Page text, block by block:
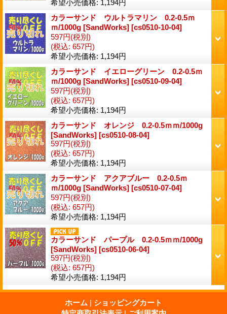
希望小売価格: 1,194円
カラーサンド ウルトラマリン 0.2-0.5ｍ
ｍ/1000g [SandWorks] [cs0510-10-04]
597円(税別)
(税込: 657円)
希望小売価格: 1,194円
カラーサンド イエローグリーン 0.2-0.5ｍ
ｍ/1000g [SandWorks] [cs0510-09-04]
597円(税別)
(税込: 657円)
希望小売価格: 1,194円
カラーサンド オレンジ 0.2-0.5ｍｍ/1000g
[SandWorks] [cs0510-08-04]
597円(税別)
(税込: 657円)
希望小売価格: 1,194円
カラーサンド アクアブルー 0.2-0.5ｍ
ｍ/1000g [SandWorks] [cs0510-07-04]
597円(税別)
(税込: 657円)
希望小売価格: 1,194円
カラーサンド パープル 0.2-0.5ｍｍ/1000g
[SandWorks] [cs0510-06-04]
597円(税別)
(税込: 657円)
希望小売価格: 1,194円
ホーム | ショッピングカート